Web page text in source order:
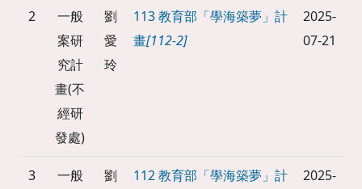
2
一般
案研
究計
畫(不
經研
發處)
劉
愛
玲
113 教育部「學海築夢」計
畫[112-2]
2025-
07-21
3
一般
劉
112 教育部「學海築夢」計
2025-